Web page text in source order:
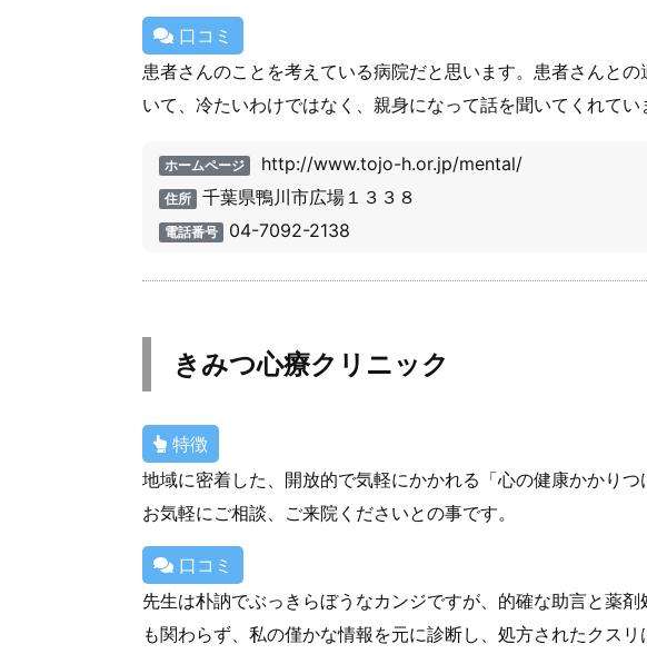
口コミ
患者さんのことを考えている病院だと思います。患者さんと
いて、冷たいわけではなく、親身になって話を聞いてくれてい
ホームページ http://www.tojo-h.or.jp/mental/
住所 千葉県鴨川市広場１３３８
電話番号 04-7092-2138
きみつ心療クリニック
特徴
地域に密着した、開放的で気軽にかかれる「心の健康かかりつ
お気軽にご相談、ご来院くださいとの事です。
口コミ
先生は朴訥でぶっきらぼうなカンジですが、的確な助言と薬
も関わらず、私の僅かな情報を元に診断し、処方されたクスリ